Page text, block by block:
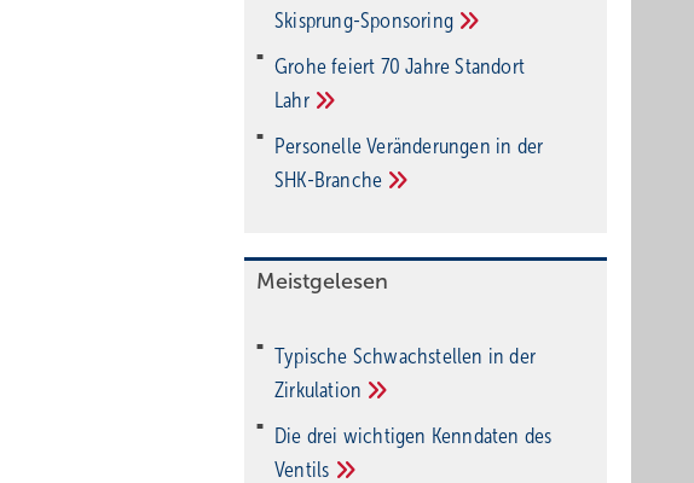
Ski­sprung-Spon­soring
Grohe feiert 70 Jahre Standort
Lahr
Personelle Veränderungen in der
SHK-Branche
Meistgelesen
Typische Schwachstellen in der
Zirkulation
Die drei wichtigen Kenndaten des
Ventils